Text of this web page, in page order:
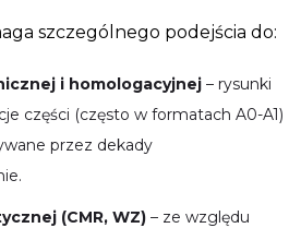
szczególnego podejścia do:
i homologacyjnej – rysunki
części (często w formatach A0-A1)
przez dekady
(CMR, WZ) – ze względu